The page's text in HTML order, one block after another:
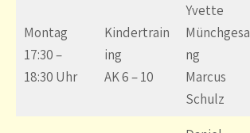
Montag
17:30 –
18:30 Uhr
Kindertrain
ing
AK 6 – 10
Yvette
Münchgesa
ng
Marcus
Schulz